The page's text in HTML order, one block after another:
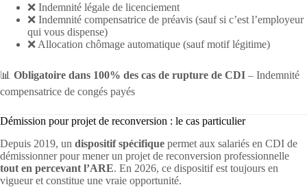
❌ Indemnité légale de licenciement
❌ Indemnité compensatrice de préavis (sauf si c’est l’employeur
qui vous dispense)
❌ Allocation chômage automatique (sauf motif légitime)
📊 Obligatoire dans 100% des cas de rupture de CDI – Indemnité
compensatrice de congés payés
Démission pour projet de reconversion : le cas particulier
Depuis 2019, un dispositif spécifique permet aux salariés en CDI de
démissionner pour mener un projet de reconversion professionnelle
tout en percevant l’ARE. En 2026, ce dispositif est toujours en
vigueur et constitue une vraie opportunité.